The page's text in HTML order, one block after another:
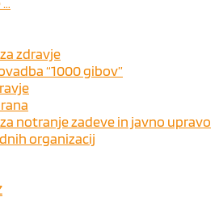
zdravje
“1000 gibov”
notranje zadeve in javno upravo
organizacij